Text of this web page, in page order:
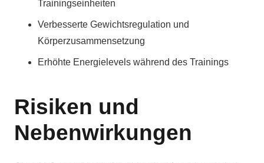
Trainingseinheiten
Verbesserte Gewichtsregulation und
Körperzusammensetzung
Erhöhte Energielevels während des Trainings
Risiken und
Nebenwirkungen